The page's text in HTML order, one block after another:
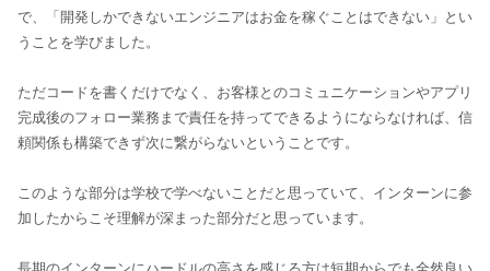
で、「開発しかできないエンジニアはお金を稼ぐことはできない」とい
うことを学びました。
ただコードを書くだけでなく、お客様とのコミュニケーションやアプリ
完成後のフォロー業務まで責任を持ってできるようにならなければ、信
頼関係も構築できず次に繋がらないということです。
このような部分は学校で学べないことだと思っていて、インターンに参
加したからこそ理解が深まった部分だと思っています。